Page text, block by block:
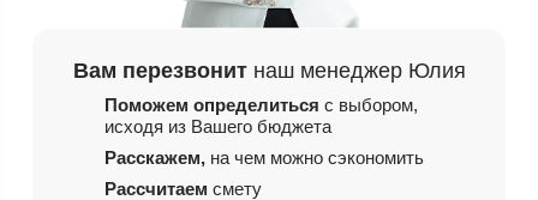
Вам перезвонит наш менеджер Юлия
Поможем определитьсяс выбором,
исходя из Вашего бюджета
Расскажем, на чем можно сэкономить
Рассчитаемсмету